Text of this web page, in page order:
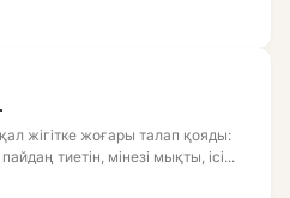
жігітке жоғары талап қояды:
тиетін, мінезі мықты, ісі...